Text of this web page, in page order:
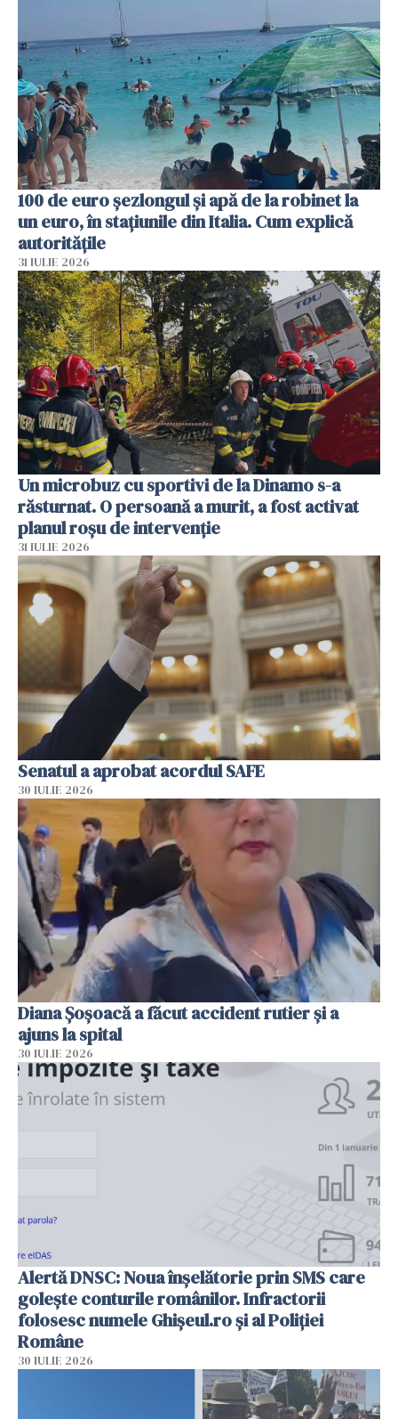
100 de euro șezlongul și apă de la robinet la
un euro, în stațiunile din Italia. Cum explică
autoritățile
31 IULIE 2026
Un microbuz cu sportivi de la Dinamo s-a
răsturnat. O persoană a murit, a fost activat
planul roșu de intervenție
31 IULIE 2026
Senatul a aprobat acordul SAFE
30 IULIE 2026
Diana Șoșoacă a făcut accident rutier și a
ajuns la spital
30 IULIE 2026
Alertă DNSC: Noua înșelătorie prin SMS care
golește conturile românilor. Infractorii
folosesc numele Ghișeul.ro și al Poliției
Române
30 IULIE 2026